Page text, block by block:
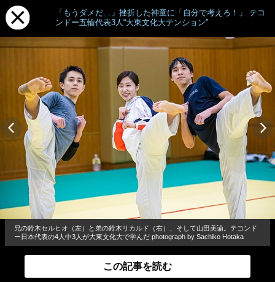
「もうダメだ…」挫折した神童に「自分で考えろ！」 テコ
ンドー五輪代表3人“大東文化大テンション”
兄の鈴木セルヒオ（左）と弟の鈴木リカルド（右）、そして山田美諭。テコンド
ー日本代表の4人中3人が大東文化大で学んだ photograph by Sachiko Hotaka
この記事を読む